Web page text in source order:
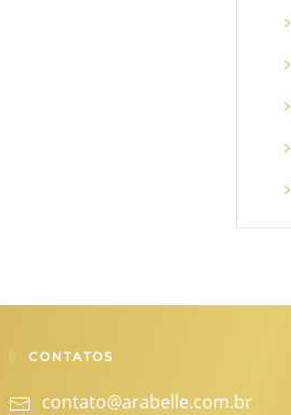
CONTATOS
contato@arabelle.com.br